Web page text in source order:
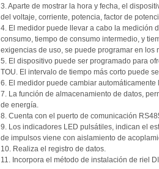
3. Aparte de mostrar la hora y fecha, el
del voltaje, corriente, potencia, factor de
4. El medidor puede llevar a cabo la medición
consumo, tiempo de consumo intermedio, y
exigencias de uso, se puede programar en los
5. El dispositivo puede ser programado para
TOU. El intervalo de tiempo más corto puede
6. El medidor puede cambiar automáticamente
7. La función de almacenamiento de datos,
de energía.
8. Cuenta con el puerto de comunicación
9. Los indicadores LED pulsátiles, indican el
de impulsos viene con aislamiento de
10. Realiza el registro de datos.
11. Incorpora el método de instalación de riel